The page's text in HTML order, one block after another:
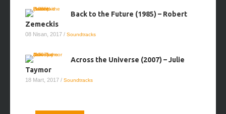
Back to the Future (1985) – Robert
Zemeckis
08 Nisan, 2017 / Soundtracks
Across the Universe (2007) – Julie
Taymor
18 Mart, 2017 / Soundtracks